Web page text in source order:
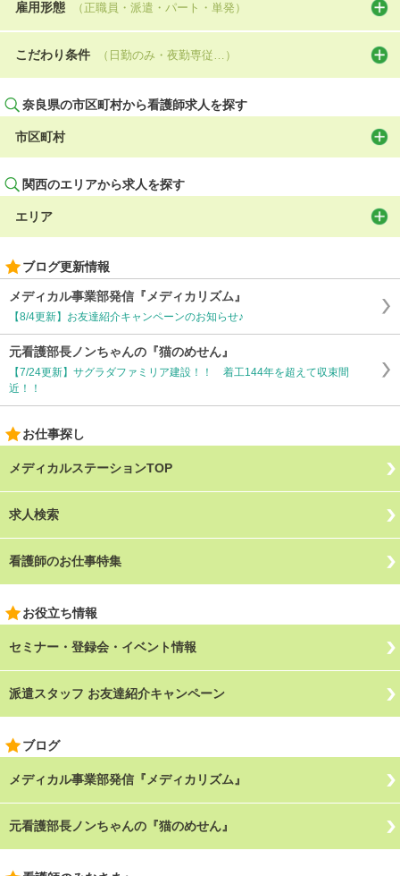
雇用形態 （正職員・派遣・パート・単発）
こだわり条件 （日勤のみ・夜勤専従…）
奈良県の市区町村から看護師求人を探す
市区町村
関西のエリアから求人を探す
エリア
ブログ更新情報
メディカル事業部発信『メディカリズム』
【8/4更新】お友達紹介キャンペーンのお知らせ♪
元看護部長ノンちゃんの『猫のめせん』
【7/24更新】サグラダファミリア建設！！ 着工144年を超えて収束間
近！！
お仕事探し
メディカルステーションTOP
求人検索
看護師のお仕事特集
お役立ち情報
セミナー・登録会・イベント情報
派遣スタッフ お友達紹介キャンペーン
ブログ
メディカル事業部発信『メディカリズム』
元看護部長ノンちゃんの『猫のめせん』